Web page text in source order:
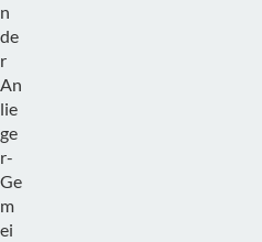
n
de
r
An
lie
ge
r-
Ge
m
ei